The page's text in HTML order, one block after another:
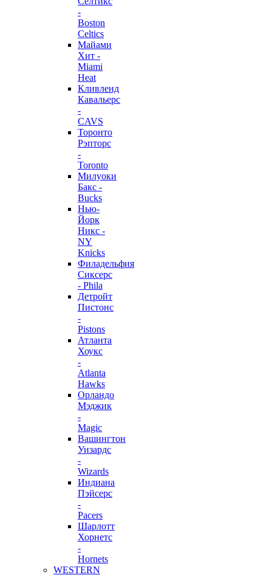
-
Boston
Celtics
Майами
Хит -
Miami
Heat
Кливленд
Кавальерс
-
CAVS
Торонто
Рэпторс
-
Toronto
Милуоки
Бакс -
Bucks
Нью-
Йорк
Никс -
NY
Knicks
Филадельфия
Сиксерс
- Phila
Детройт
Пистонс
-
Pistons
Атланта
Хоукс
-
Atlanta
Hawks
Орландо
Мэджик
-
Magic
Вашингтон
Уизардс
-
Wizards
Индиана
Пэйсерс
-
Pacers
Шарлотт
Хорнетс
-
Hornets
WESTERN